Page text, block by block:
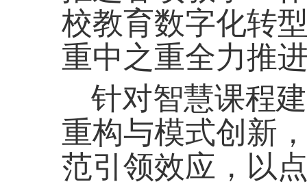
校教育数字化转
重中之重全力推
针对智慧课程
重构与模式创新
范引领效应，以